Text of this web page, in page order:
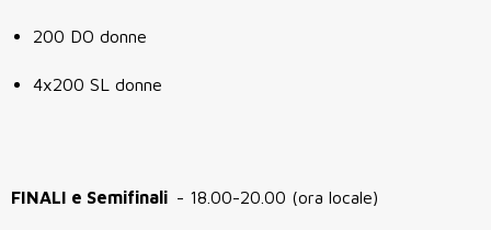
200 DO donne
4x200 SL donne
FINALI e Semifinali - 18.00-20.00 (ora locale)